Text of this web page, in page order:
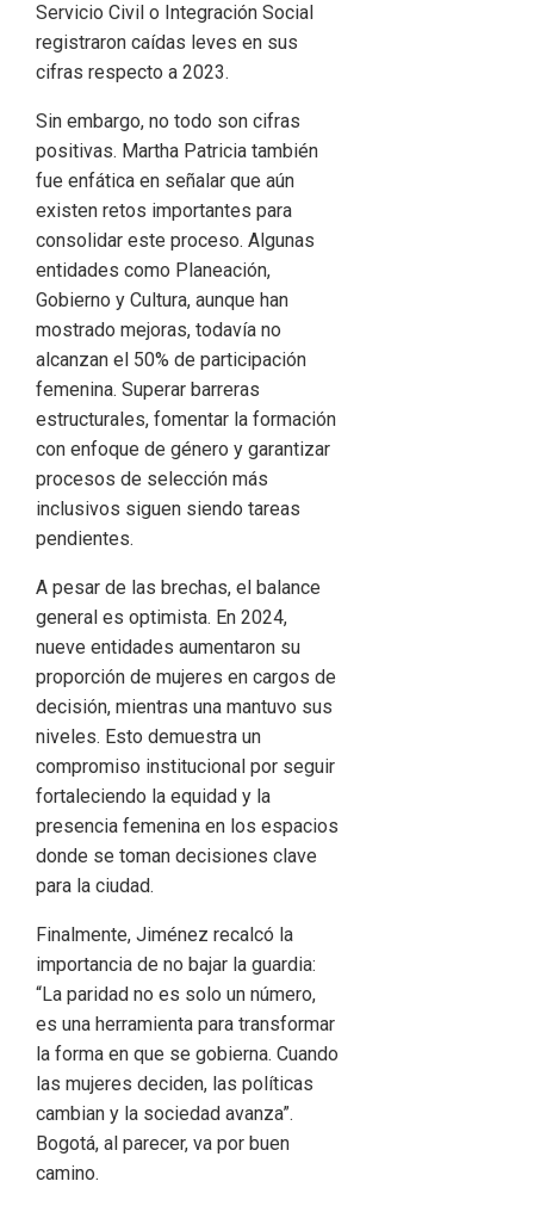
Servicio Civil o Integración Social
registraron caídas leves en sus
cifras respecto a 2023.
Sin embargo, no todo son cifras
positivas. Martha Patricia también
fue enfática en señalar que aún
existen retos importantes para
consolidar este proceso. Algunas
entidades como Planeación,
Gobierno y Cultura, aunque han
mostrado mejoras, todavía no
alcanzan el 50% de participación
femenina. Superar barreras
estructurales, fomentar la formación
con enfoque de género y garantizar
procesos de selección más
inclusivos siguen siendo tareas
pendientes.
A pesar de las brechas, el balance
general es optimista. En 2024,
nueve entidades aumentaron su
proporción de mujeres en cargos de
decisión, mientras una mantuvo sus
niveles. Esto demuestra un
compromiso institucional por seguir
fortaleciendo la equidad y la
presencia femenina en los espacios
donde se toman decisiones clave
para la ciudad.
Finalmente, Jiménez recalcó la
importancia de no bajar la guardia:
“La paridad no es solo un número,
es una herramienta para transformar
la forma en que se gobierna. Cuando
las mujeres deciden, las políticas
cambian y la sociedad avanza”.
Bogotá, al parecer, va por buen
camino.